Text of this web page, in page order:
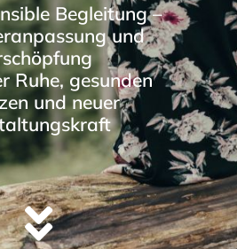
Begleitung –
und
Ruhe, gesunden
und neuer